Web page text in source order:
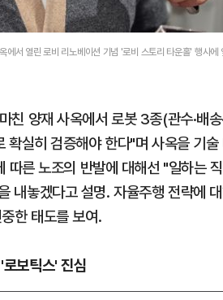
에서 열린 로비 리노베이션 기념 '로비 스토리 타운홀' 행사
양재 사옥에서 로봇 3종(관수·배
실히 검증해야 한다"며 사옥을 기
른 노조의 반발에 대해선 "일하는
내놓겠다고 설명. 자율주행 전략에
한 태도를 보여.
보틱스' 진심